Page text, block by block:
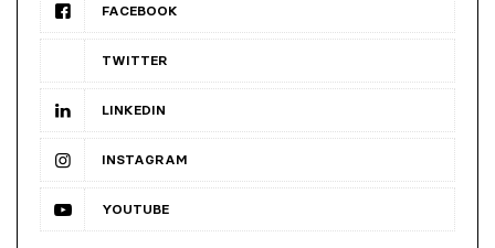
FACEBOOK
TWITTER
LINKEDIN
INSTAGRAM
YOUTUBE